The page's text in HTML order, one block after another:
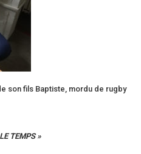
son fils Baptiste, mordu de rugby
TEMPS »